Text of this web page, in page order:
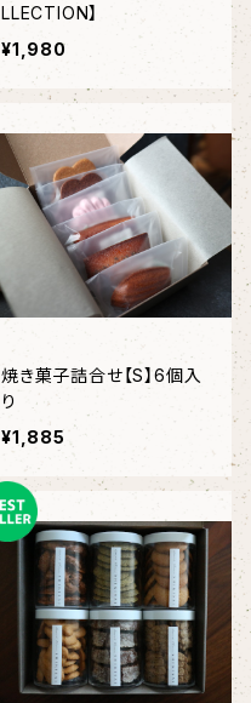
LLECTION】
¥1,980
焼き菓子詰合せ【S】6個入
り
¥1,885